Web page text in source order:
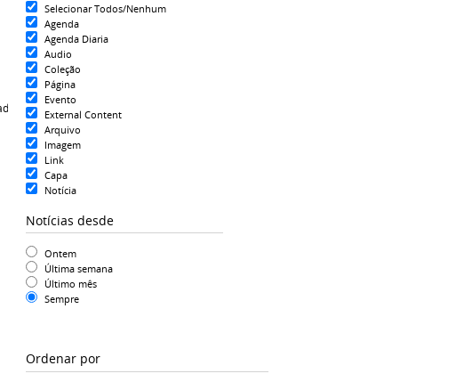
Selecionar Todos/Nenhum
Agenda
Agenda Diaria
Audio
Coleção
Página
Evento
External Content
Arquivo
Imagem
Link
Capa
Notícia
Notícias desde
Ontem
Última semana
Último mês
Sempre
Ordenar por